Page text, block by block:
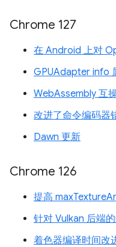
Chrome 127
在 Android 上对
GPUAdapter info
WebAssembly 互
改进了命令编码器
Dawn 更新
Chrome 126
提高
针对 Vulkan 后端
着色器编译时间改